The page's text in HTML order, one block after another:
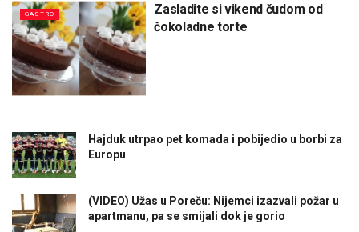
GASTRO
Zasladite si vikend čudom od
čokoladne torte
Hajduk utrpao pet komada i pobijedio u borbi za
Europu
(VIDEO) Užas u Poreču: Nijemci izazvali požar u
apartmanu, pa se smijali dok je gorio